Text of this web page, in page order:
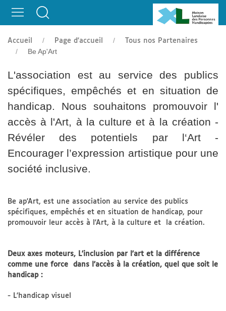
Be Ap'Art
Accueil Page d'accueil Tous nos Partenaires
Be Ap'Art
L'association est au service des publics
spécifiques, empêchés et en situation de
handicap. Nous souhaitons promouvoir l'
accès à l'Art, à la culture et à la création -
Révéler des potentiels par l‘Art -
Encourager l’expression artistique pour une
société inclusive.
Be ap'Art, est une association au service des publics
spécifiques, empêchés et en situation de handicap, pour
promouvoir leur accès à l'Art, à la culture et la création.
Deux axes moteurs, L'inclusion par l'art et la différence
comme une force dans l'accès à la création, quel que soit le
handicap :
- L'handicap visuel